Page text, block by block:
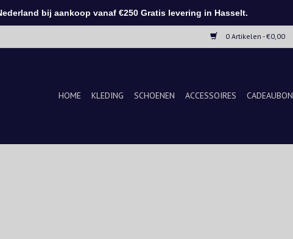
0 Artikelen - €0,00
HOME KLEDING SCHOENEN ACCESSOIRES CADEAUBON
bij aankoop vanaf €250 Gratis levering in Hasselt.